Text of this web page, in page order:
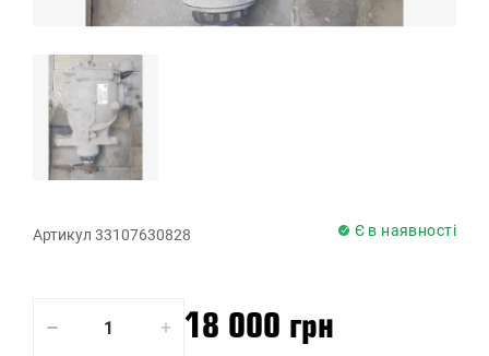
Артикул 33107630828 Є в наявності
18 000 грн